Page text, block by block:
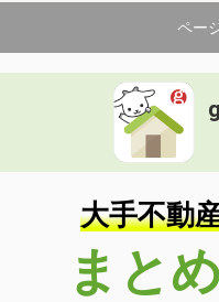
ペー
大手不動
まと